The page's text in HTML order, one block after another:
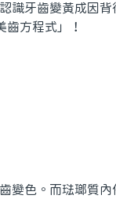
識牙齒變黃成因
方程式」！
變色。而琺瑯質